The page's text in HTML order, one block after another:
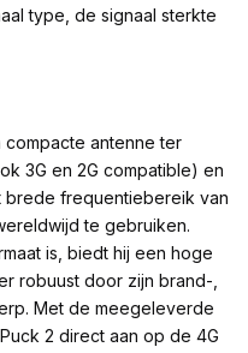
type, de signaal sterkte
compacte antenne ter
3G en 2G compatible) en
brede frequentiebereik van
te gebruiken.
is, biedt hij een hoge
robuust door zijn brand-,
Met de meegeleverde
2 direct aan op de 4G